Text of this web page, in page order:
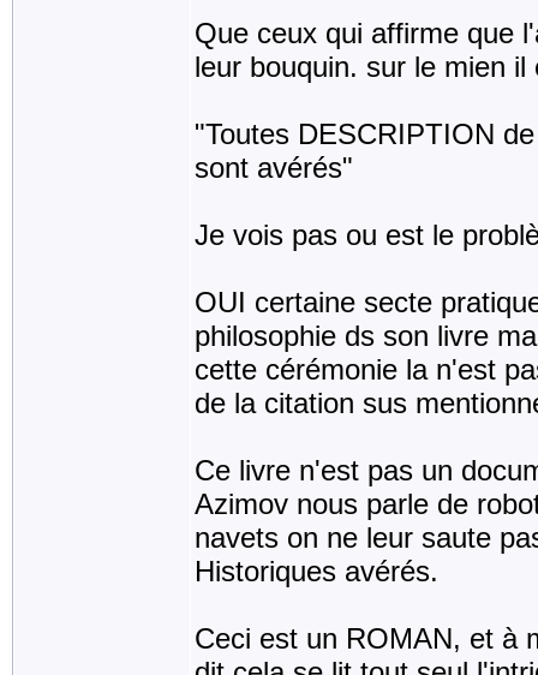
Que ceux qui affirme que
leur bouquin. sur le mien il
"Toutes DESCRIPTION
sont avérés"
Je vois pas ou est le
OUI certaine secte
philosophie ds son livre
cette cérémonie la n'est
de la citation sus
Ce livre n'est pas un
Azimov nous parle de
navets on ne leur saute
Historiques avérés.
Ceci est un ROMAN, et à